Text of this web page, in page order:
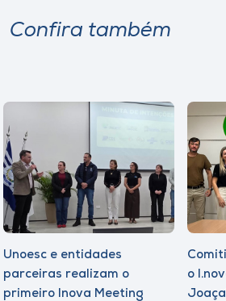
Confira também
Unoesc e entidades
parceiras realizam o
primeiro Inova Meeting
o